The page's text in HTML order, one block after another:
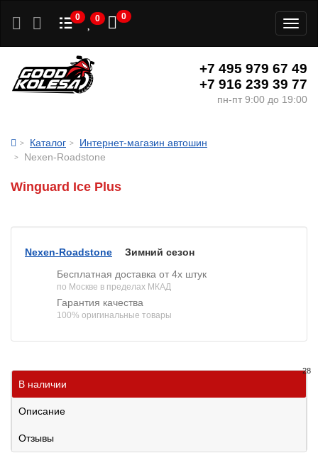
0 0 0
+7 495 979 67 49
+7 916 239 39 77
пн-пт 9:00 до 19:00
Каталог
Интернет-магазин автошин
Nexen-Roadstone
Winguard Ice Plus
Nexen-Roadstone
Зимний сезон
Бесплатная доставка от 4х штук
по Москве в пределах МКАД
Гарантия качества
100% оригинальные товары
В наличии
28
Описание
Отзывы